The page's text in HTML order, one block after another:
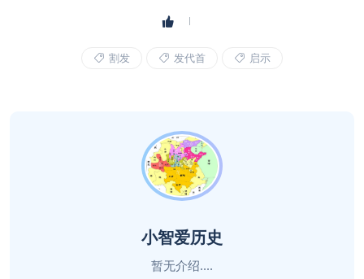
割发 发代首 启示
小智爱历史
暂无介绍....